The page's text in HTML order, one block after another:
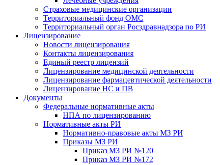
Страховые медицинские организации
Территориальный фонд ОМС
Территориальный орган Росздравнадзора по РИ
Лицензирование
Новости лицензирования
Контакты лицензирования
Единый реестр лицензий
Лицензирование медицинской деятельности
Лицензирование фармацевтической деятельности
Лицензирование НС и ПВ
Документы
Федеральные нормативные акты
НПА по лицензированию
Нормативные акты РИ
Нормативно-правовые акты МЗ РИ
Приказы МЗ РИ
Приказ МЗ РИ №120
Приказ МЗ РИ №172